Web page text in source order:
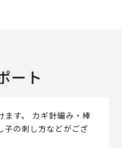
ート
ます。 カギ針編み・棒
子の刺し方などがござ